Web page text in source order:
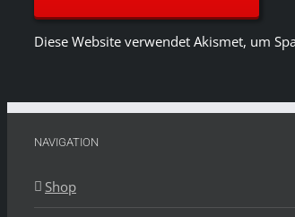
Diese Website verwendet Akismet, um
NAVIGATION
Shop